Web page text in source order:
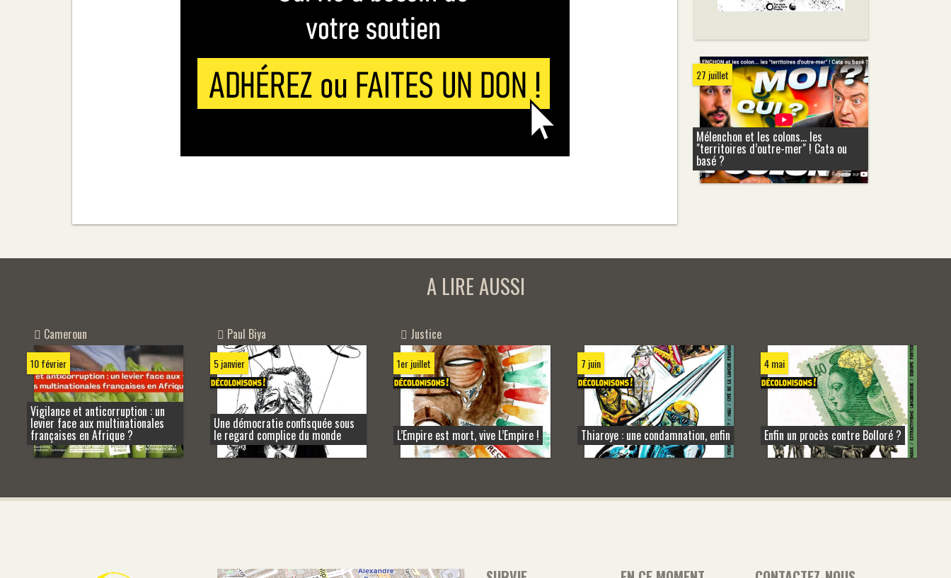
27 juillet
Mélenchon et les colons... les
"territoires d’outre-mer" ! Cata ou
basé ?
A LIRE AUSSI
Cameroun
10 février
Vigilance et anticorruption : un
levier face aux multinationales
françaises en Afrique ?
Paul Biya
5 janvier
Une démocratie confisquée sous
le regard complice du monde
Justice
1er juillet
L’Empire est mort, vive L’Empire !
7 juin
Thiaroye : une condamnation, enfin
4 mai
Enfin un procès contre Bolloré ?